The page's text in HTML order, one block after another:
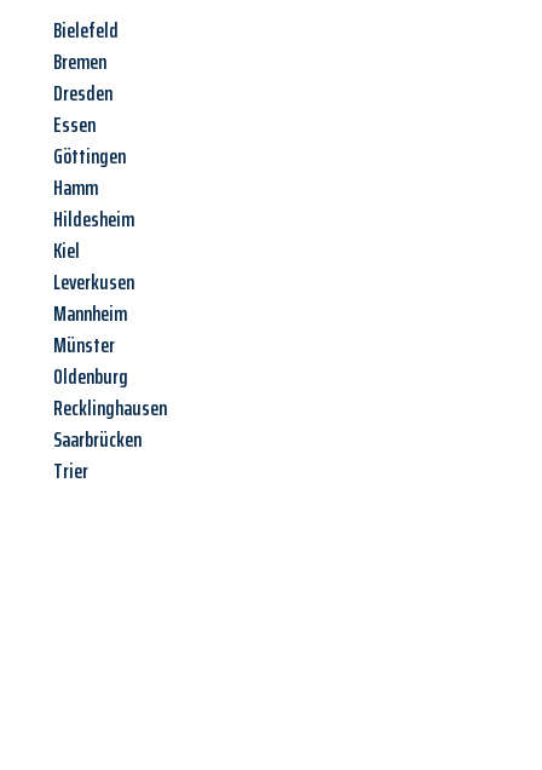
Bielefeld
Bremen
Dresden
Essen
Göttingen
Hamm
Hildesheim
Kiel
Leverkusen
Mannheim
Münster
Oldenburg
Recklinghausen
Saarbrücken
Trier